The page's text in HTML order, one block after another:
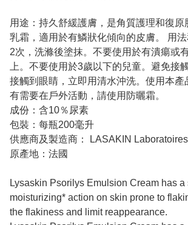
用途：持久舒緩護膚，是角質護理和復原
乳霜，適用於有鱗狀化傾向的皮膚。 用
2次，洗滌後塗抹。不要使用於有潰瘍或
上。不要使用於3歲以下的兒童。避免接
接觸到眼睛，立即用清水沖洗。使用本產
有需要在戶外活動，請使用防曬霜。
成份：含10％尿素
包裝：每瓶200毫升
供應商及製造商： LASAKIN Laboratoires
原產地：法國
Lysaskin Psorilys Emulsion Cream has a
moisturizing* action on skin prone to
the flakiness and limit reappearance.